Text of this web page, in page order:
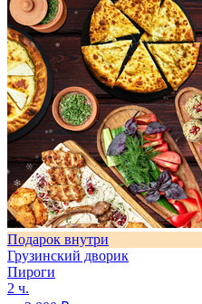
Подарок внутри
Грузинский дворик
Пироги
2 ч.